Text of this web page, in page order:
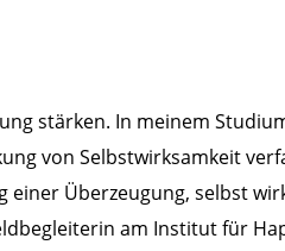
stärken. In meinem
von Selbstwirksamkeit
Überzeugung, selbst
am Institut für